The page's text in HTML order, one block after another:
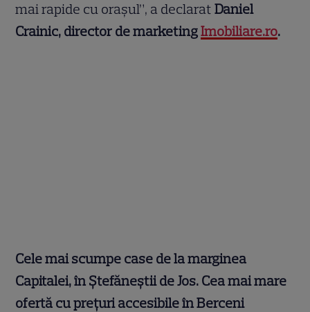
mai rapide cu orașul”, a declaratDaniel
Crainic, director de marketingImobiliare.ro.
Cele mai scumpe case de la marginea
Capitalei, în Ștefăneștii de Jos. Cea mai mare
ofertă cu prețuri accesibile în Berceni